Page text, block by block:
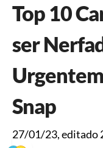
Top 10
ser
Snap
27/01/23, editado